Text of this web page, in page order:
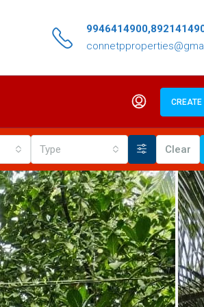
Type Clear